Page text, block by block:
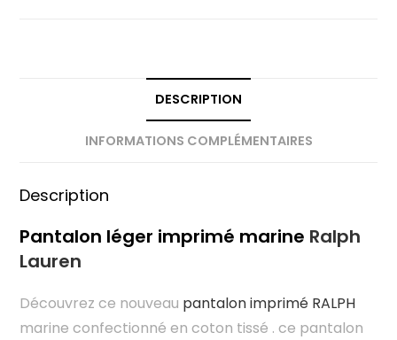
DESCRIPTION
INFORMATIONS COMPLÉMENTAIRES
Description
Pantalon léger imprimé marine Ralph
Lauren
Découvrez ce nouveau pantalon imprimé RALPH
marine confectionné en coton tissé . ce pantalon